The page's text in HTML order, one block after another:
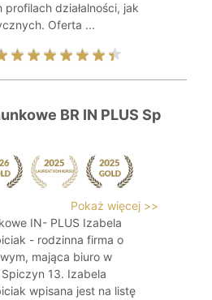
profilach działalności, jak
Oferta ...
BR IN PLUS Sp
Pokaż więcej >>
IN- PLUS Izabela
- rodzinna firma o
mająca biuro w
13. Izabela
wpisana jest na listę